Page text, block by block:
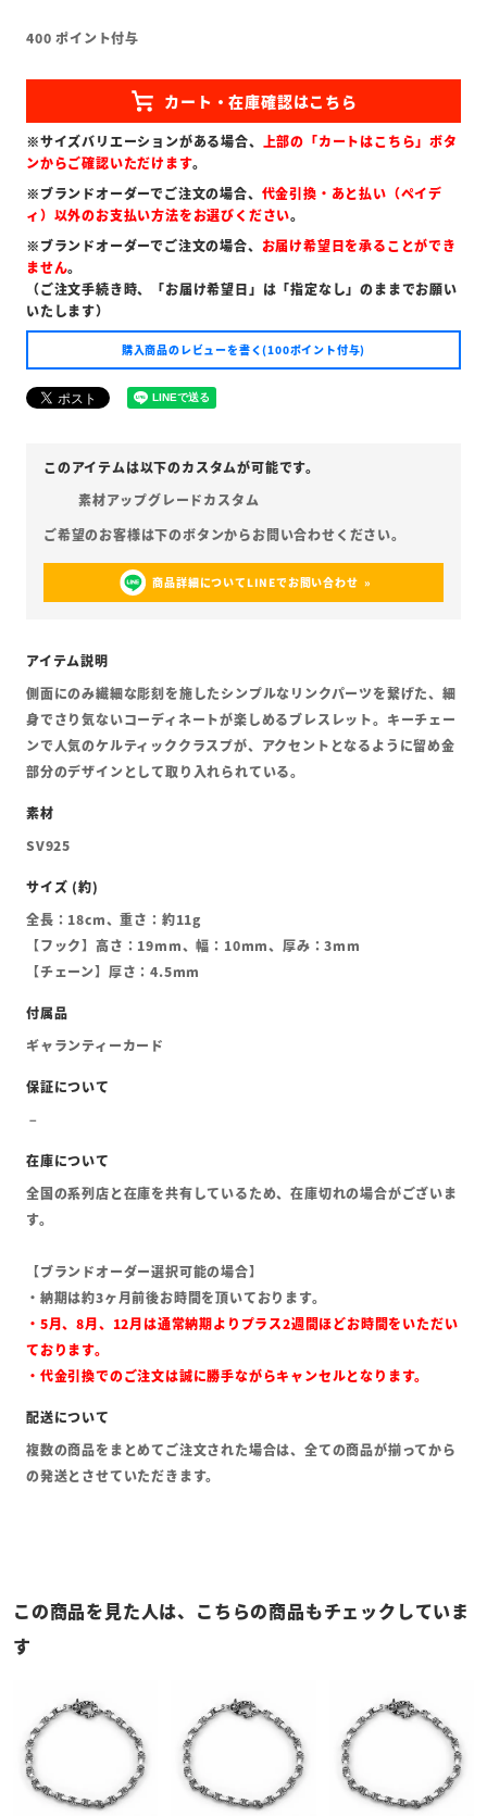
400 ポイント付与
※サイズバリエーションがある場合、 上部の「カートはこちら」ボタ
ンからご確認いただけます。
※ブランドオーダーでご注文の場合、 代金引換・あと払い（ペイデ
ィ）以外のお支払い方法をお選びください。
※ブランドオーダーでご注文の場合、 お届け希望日を承ることができ
ません。
（ご注文手続き時、「お届け希望日」は「指定なし」のままでお願い
いたします）
購入商品のレビューを書く(100ポイント付与)
素材アップグレードカスタム
商品詳細についてLINEでお問い合わせ
側面にのみ繊細な彫刻を施したシンプルなリンクパーツを繋げた、細
身でさり気ないコーディネートが楽しめるブレスレット。キーチェー
ンで人気のケルティッククラスプが、アクセントとなるように留め金
部分のデザインとして取り入れられている。
SV925
全長：18cm、重さ：約11g
【フック】高さ：19mm、幅：10mm、厚み：3mm
【チェーン】厚さ：4.5mm
ギャランティーカード
全国の系列店と在庫を共有しているため、在庫切れの場合がございま
す。
【ブランドオーダー選択可能の場合】
・納期は約3ヶ月前後お時間を頂いております。
・5月、8月、12月は通常納期よりプラス2週間ほどお時間をいただい
ております。
・代金引換でのご注文は誠に勝手ながらキャンセルとなります。
複数の商品をまとめてご注文された場合は、全ての商品が揃ってから
の発送とさせていただきます。
この商品を見た人は、こちらの商品もチェックしていま
す